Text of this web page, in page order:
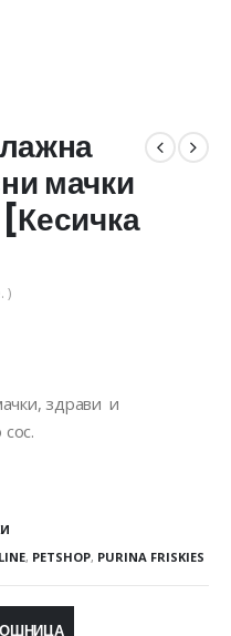
мачки
)
здрави и
, PETSHOP, PURINA FRISKIES